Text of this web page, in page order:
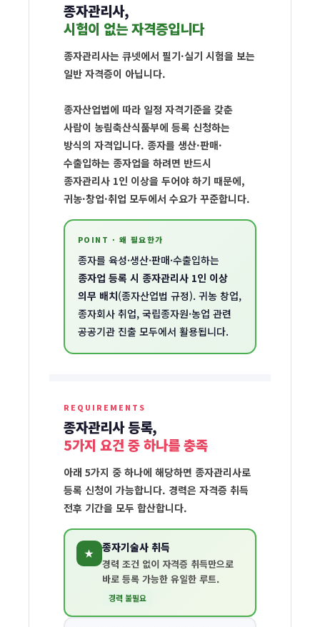
종
자
관
리
사
자
격
증
이
란
종자관리사,
시험이 없는 자격증입니다
종자관리사는 큐넷에서 필기·실기 시험을 보는
일반 자격증이 아닙니다.
종자산업법에 따라 일정 자격기준을 갖춘
사람이 농림축산식품부에 등록 신청하는
방식의 자격입니다. 종자를 생산·판매·
수출입하는 종자업을 하려면 반드시
종자관리사 1인 이상을 두어야 하기 때문에,
귀농·창업·취업 모두에서 수요가 꾸준합니다.
POINT · 왜 필요한가
종자를 육성·생산·판매·수출입하는
종자업 등록 시 종자관리사 1인 이상
의무 배치(종자산업법 규정). 귀농 창업,
종자회사 취업, 국립종자원·농업 관련
공공기관 진출 모두에서 활용됩니다.
종
자
관
리
사
등
록
건
REQUIREMENTS
종자관리사 등록,
5가지 요건 중 하나를 충족
아래 5가지 중 하나에 해당하면 종자관리사로
등록 신청이 가능합니다. 경력은 자격증 취득
전후 기간을 모두 합산합니다.
★ 종자기술사 취득
경력 조건 없이 자격증 취득만으로
바로 등록 가능한 유일한 루트.
경력 불필요